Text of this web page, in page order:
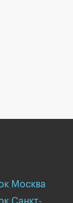
Москва